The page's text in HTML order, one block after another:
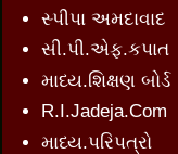
સ્પીપા અમદાવાદ
સી.પી.એફ.કપાત
માધ્ય.શિક્ષણ બોર્ડ
R.I.Jadeja.Com
માધ્ય.પરિપત્રો